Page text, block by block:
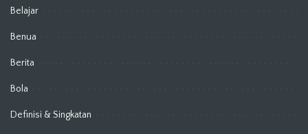
Belajar
Benua
Berita
Bola
Definisi & Singkatan